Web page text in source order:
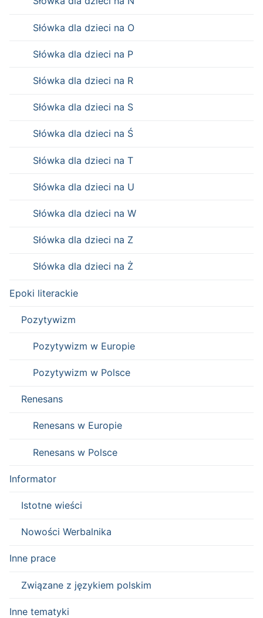
Słówka dla dzieci na O
Słówka dla dzieci na P
Słówka dla dzieci na R
Słówka dla dzieci na S
Słówka dla dzieci na Ś
Słówka dla dzieci na T
Słówka dla dzieci na U
Słówka dla dzieci na W
Słówka dla dzieci na Z
Słówka dla dzieci na Ż
Epoki literackie
Pozytywizm
Pozytywizm w Europie
Pozytywizm w Polsce
Renesans
Renesans w Europie
Renesans w Polsce
Informator
Istotne wieści
Nowości Werbalnika
Inne prace
Związane z językiem polskim
Inne tematyki